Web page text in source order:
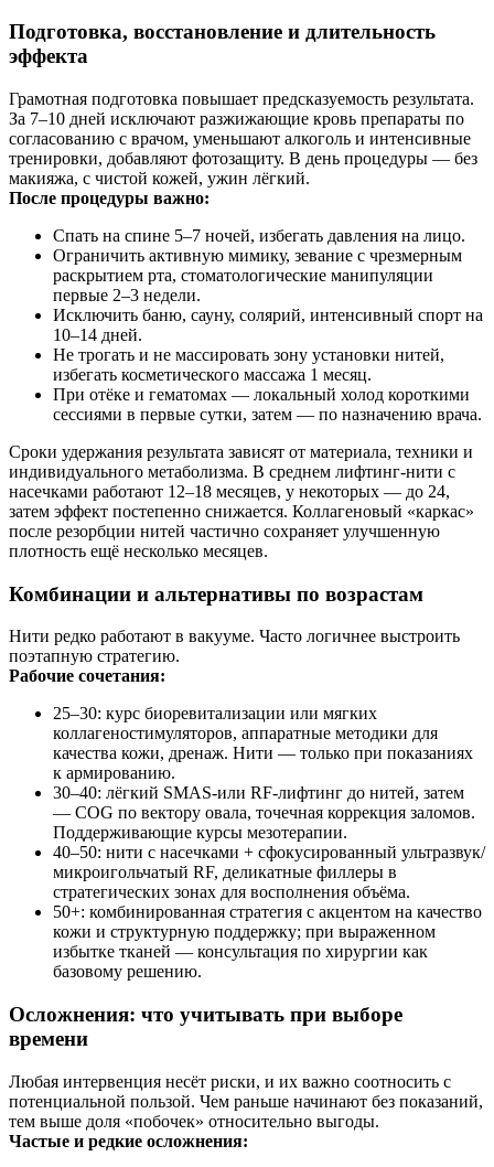
Подготовка, восстановление и длительность
эффекта
Грамотная подготовка повышает предсказуемость результата.
За 7–10 дней исключают разжижающие кровь препараты по
согласованию с врачом, уменьшают алкоголь и интенсивные
тренировки, добавляют фотозащиту. В день процедуры — без
макияжа, с чистой кожей, ужин лёгкий.
После процедуры важно:
Спать на спине 5–7 ночей, избегать давления на лицо.
Ограничить активную мимику, зевание с чрезмерным
раскрытием рта, стоматологические манипуляции
первые 2–3 недели.
Исключить баню, сауну, солярий, интенсивный спорт на
10–14 дней.
Не трогать и не массировать зону установки нитей,
избегать косметического массажа 1 месяц.
При отёке и гематомах — локальный холод короткими
сессиями в первые сутки, затем — по назначению врача.
Сроки удержания результата зависят от материала, техники и
индивидуального метаболизма. В среднем лифтинг‑нити с
насечками работают 12–18 месяцев, у некоторых — до 24,
затем эффект постепенно снижается. Коллагеновый «каркас»
после резорбции нитей частично сохраняет улучшенную
плотность ещё несколько месяцев.
Комбинации и альтернативы по возрастам
Нити редко работают в вакууме. Часто логичнее выстроить
поэтапную стратегию.
Рабочие сочетания:
25–30: курс биоревитализации или мягких
коллагеностимуляторов, аппаратные методики для
качества кожи, дренаж. Нити — только при показаниях
к армированию.
30–40: лёгкий SMAS‑или RF‑лифтинг до нитей, затем
— COG по вектору овала, точечная коррекция заломов.
Поддерживающие курсы мезотерапии.
40–50: нити с насечками + сфокусированный ультразвук/
микроигольчатый RF, деликатные филлеры в
стратегических зонах для восполнения объёма.
50+: комбинированная стратегия с акцентом на качество
кожи и структурную поддержку; при выраженном
избытке тканей — консультация по хирургии как
базовому решению.
Осложнения: что учитывать при выборе
времени
Любая интервенция несёт риски, и их важно соотносить с
потенциальной пользой. Чем раньше начинают без показаний,
тем выше доля «побочек» относительно выгоды.
Частые и редкие осложнения: